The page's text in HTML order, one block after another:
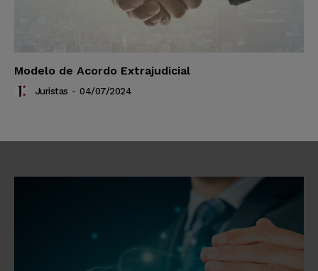
Modelo de Acordo Extrajudicial
Juristas - 04/07/2024